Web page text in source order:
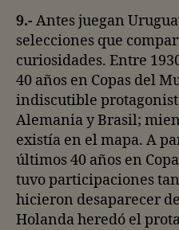
9.- Antes juegan
selecciones que
curiosidades. Entre
40 años en Copas del
indiscutible
Alemania y Brasil;
existía en el mapa. A
últimos 40 años en
tuvo participaciones
hicieron desaparecer
Holanda heredó el